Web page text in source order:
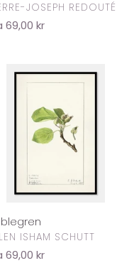
JOSEPH REDOUTÉ
69,00 kr
ISHAM SCHUTT
69,00 kr